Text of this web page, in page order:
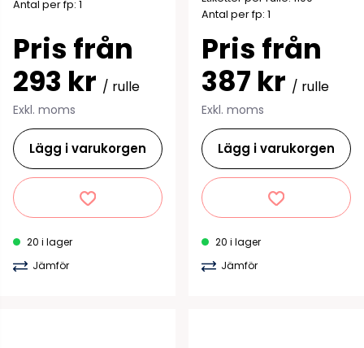
Antal per fp: 1
Pris från
293 kr / rulle
Exkl. moms
Lägg i varukorgen
20 i lager
Jämför
Antal per fp: 1
Pris från
387 kr / rulle
Exkl. moms
Lägg i varukorgen
20 i lager
Jämför